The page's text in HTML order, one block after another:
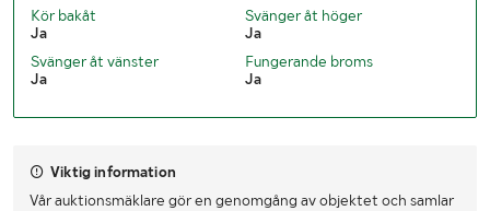
Kör bakåt
Ja
Svänger åt höger
Ja
Svänger åt vänster
Ja
Fungerande broms
Ja
Viktig information
Vår auktionsmäklare gör en genomgång av objektet och samlar